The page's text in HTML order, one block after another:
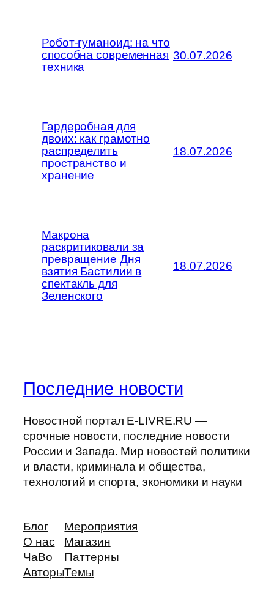
Робот-гуманоид: на что
способна современная
техника
30.07.2026
Гардеробная для
двоих: как грамотно
распределить
пространство и
хранение
18.07.2026
Макрона
раскритиковали за
превращение Дня
взятия Бастилии в
спектакль для
Зеленского
18.07.2026
Последние новости
Новостной портал E-LIVRE.RU —
срочные новости, последние новости
России и Запада. Мир новостей политики
и власти, криминала и общества,
технологий и спорта, экономики и науки
Блог
О нас
ЧаВо
Авторы
Мероприятия
Магазин
Паттерны
Темы